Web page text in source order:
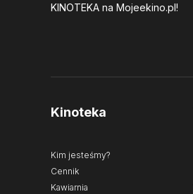
KINOTEKA na Mojeekino.pl!
Kinoteka
Kim jesteśmy?
Cennik
Kawiarnia